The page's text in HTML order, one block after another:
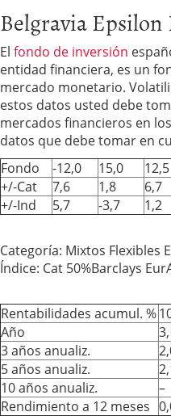
Belgravia Epsilon
El fondo de inversión
entidad financiera, es un
mercado monetario.
estos datos usted debe
mercados financieros en
datos que debe tomar en
Fondo
-12,0 15,0 12,5
+/-Cat
7,6 1,8 6,7
+/-Ind
5,7 -3,7 1,2
Categoría: Mixtos Flexibles
Índice: Cat 50%Barclays
Rentabilidades acumul. %
Año
3 años anualiz.
5 años anualiz.
10 años anualiz.
–
Rendimiento a 12 meses